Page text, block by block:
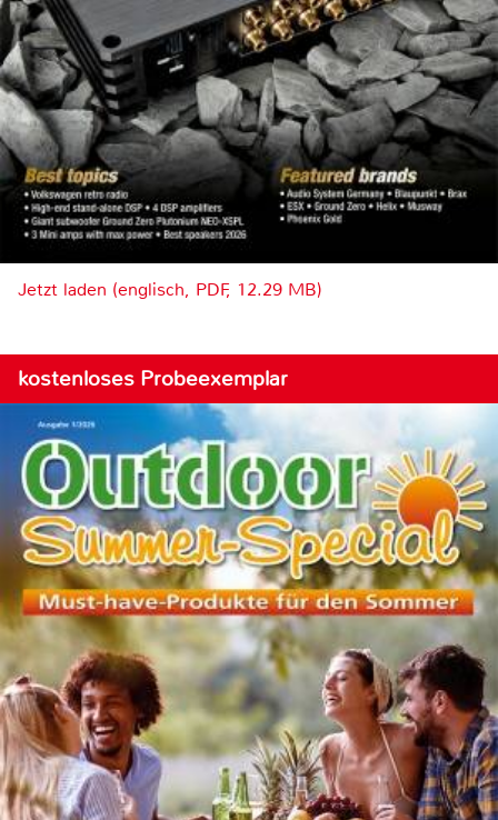
Jetzt laden (englisch, PDF, 12.29 MB)
kostenloses Probeexemplar